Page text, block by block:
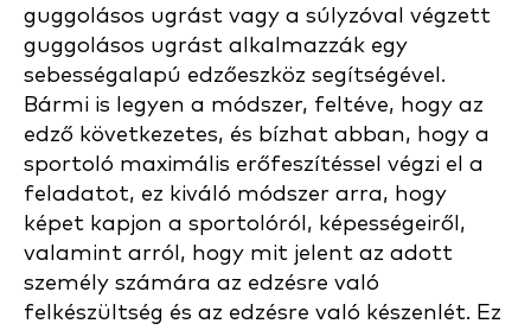
guggolásos ugrást vagy a súlyzóval végzett
guggolásos ugrást alkalmazzák egy
sebességalapú edzőeszköz segítségével.
Bármi is legyen a módszer, feltéve, hogy az
edző következetes, és bízhat abban, hogy a
sportoló maximális erőfeszítéssel végzi el a
feladatot, ez kiváló módszer arra, hogy
képet kapjon a sportolóról, képességeiről,
valamint arról, hogy mit jelent az adott
személy számára az edzésre való
felkészültség és az edzésre való készenlét. Ez